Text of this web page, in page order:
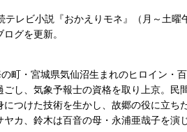
レビ小説『おかえりモネ』（月～土曜
グを更新。
町・宮城県気仙沼生まれのヒロイン・
し、気象予報士の資格を取り上京。民
つけた技術を生かし、故郷の役に立ち
カ、鈴木は百音の母・永浦亜哉子を演じ